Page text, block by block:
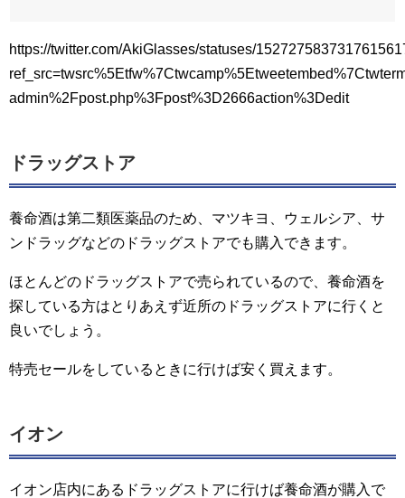
https://twitter.com/AkiGlasses/statuses/
admin%2Fpost.php%3Fpost%3D2666action%3Dedit
ドラッグストア
養命酒は第二類医薬品のため、マツキヨ、ウェルシア、サ
ンドラッグなどのドラッグストアでも購入できます。
ほとんどのドラッグストアで売られているので、養命酒を
探している方はとりあえず近所のドラッグストアに行くと
良いでしょう。
特売セールをしているときに行けば安く買えます。
イオン
イオン店内にあるドラッグストアに行けば養命酒が購入で